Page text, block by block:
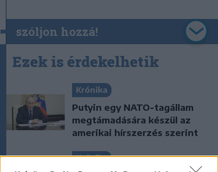
szóljon hozzá!
Ezek is érdekelhetik
Krónika
Putyin egy NATO-tagállam
megtámadására készül az
amerikai hírszerzés szerint
Krónika